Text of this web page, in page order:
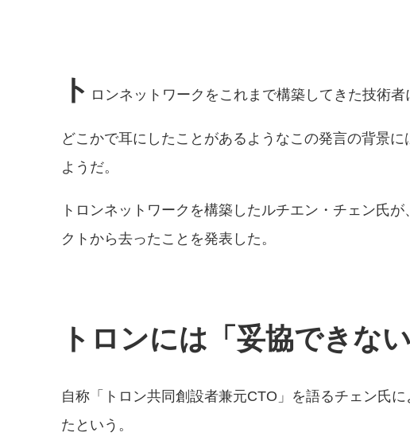
ト ロンネットワークをこれまで構築してきた技術
どこかで耳にしたことがあるようなこの発言の背景
ようだ。
トロンネットワークを構築したルチエン・チェン氏
クトから去ったことを発表した。
トロンには「妥協できな
自称「トロン共同創設者兼元CTO」を語るチェン氏
たという。